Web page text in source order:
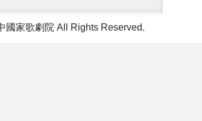
國家歌劇院 All Rights Reserved.